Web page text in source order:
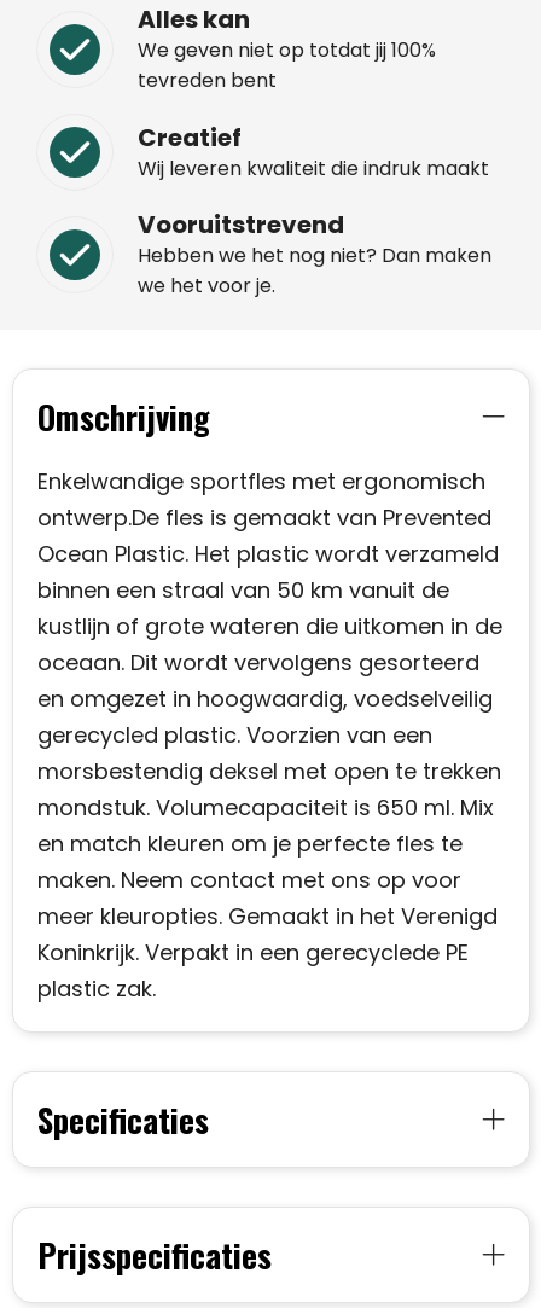
Alles kan
We geven niet op totdat jij 100%
tevreden bent
Creatief
Wij leveren kwaliteit die indruk maakt
Vooruitstrevend
Hebben we het nog niet? Dan maken
we het voor je.
Omschrijving
Enkelwandige sportfles met ergonomisch
ontwerp.De fles is gemaakt van Prevented
Ocean Plastic. Het plastic wordt verzameld
binnen een straal van 50 km vanuit de
kustlijn of grote wateren die uitkomen in de
oceaan. Dit wordt vervolgens gesorteerd
en omgezet in hoogwaardig, voedselveilig
gerecycled plastic. Voorzien van een
morsbestendig deksel met open te trekken
mondstuk. Volumecapaciteit is 650 ml. Mix
en match kleuren om je perfecte fles te
maken. Neem contact met ons op voor
meer kleuropties. Gemaakt in het Verenigd
Koninkrijk. Verpakt in een gerecyclede PE
plastic zak.
Specificaties
Prijsspecificaties